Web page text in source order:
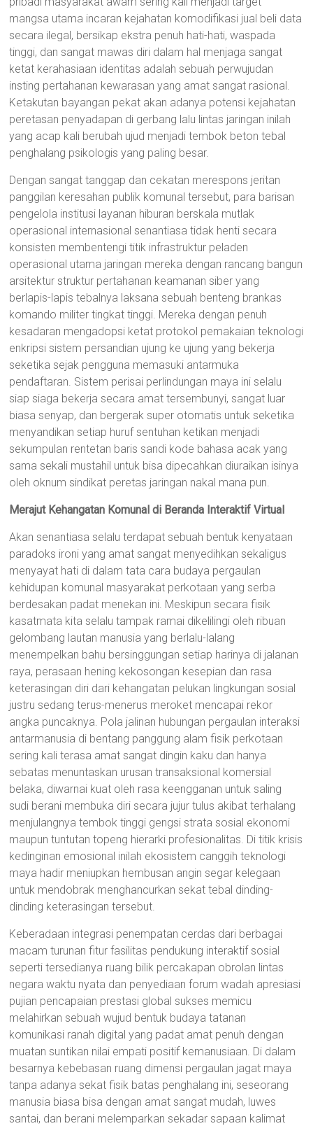
mangsa utama incaran kejahatan komodifikasi jual beli data
secara ilegal, bersikap ekstra penuh hati-hati, waspada
tinggi, dan sangat mawas diri dalam hal menjaga sangat
ketat kerahasiaan identitas adalah sebuah perwujudan
insting pertahanan kewarasan yang amat sangat rasional.
Ketakutan bayangan pekat akan adanya potensi kejahatan
peretasan penyadapan di gerbang lalu lintas jaringan inilah
yang acap kali berubah ujud menjadi tembok beton tebal
penghalang psikologis yang paling besar.
Dengan sangat tanggap dan cekatan merespons jeritan
panggilan keresahan publik komunal tersebut, para barisan
pengelola institusi layanan hiburan berskala mutlak
operasional internasional senantiasa tidak henti secara
konsisten membentengi titik infrastruktur peladen
operasional utama jaringan mereka dengan rancang bangun
arsitektur struktur pertahanan keamanan siber yang
berlapis-lapis tebalnya laksana sebuah benteng brankas
komando militer tingkat tinggi. Mereka dengan penuh
kesadaran mengadopsi ketat protokol pemakaian teknologi
enkripsi sistem persandian ujung ke ujung yang bekerja
seketika sejak pengguna memasuki antarmuka
pendaftaran. Sistem perisai perlindungan maya ini selalu
siap siaga bekerja secara amat tersembunyi, sangat luar
biasa senyap, dan bergerak super otomatis untuk seketika
menyandikan setiap huruf sentuhan ketikan menjadi
sekumpulan rentetan baris sandi kode bahasa acak yang
sama sekali mustahil untuk bisa dipecahkan diuraikan isinya
oleh oknum sindikat peretas jaringan nakal mana pun.
Merajut Kehangatan Komunal di Beranda Interaktif Virtual
Akan senantiasa selalu terdapat sebuah bentuk kenyataan
paradoks ironi yang amat sangat menyedihkan sekaligus
menyayat hati di dalam tata cara budaya pergaulan
kehidupan komunal masyarakat perkotaan yang serba
berdesakan padat menekan ini. Meskipun secara fisik
kasatmata kita selalu tampak ramai dikelilingi oleh ribuan
gelombang lautan manusia yang berlalu-lalang
menempelkan bahu bersinggungan setiap harinya di jalanan
raya, perasaan hening kekosongan kesepian dan rasa
keterasingan diri dari kehangatan pelukan lingkungan sosial
justru sedang terus-menerus meroket mencapai rekor
angka puncaknya. Pola jalinan hubungan pergaulan interaksi
antarmanusia di bentang panggung alam fisik perkotaan
sering kali terasa amat sangat dingin kaku dan hanya
sebatas menuntaskan urusan transaksional komersial
belaka, diwarnai kuat oleh rasa keengganan untuk saling
sudi berani membuka diri secara jujur tulus akibat terhalang
menjulangnya tembok tinggi gengsi strata sosial ekonomi
maupun tuntutan topeng hierarki profesionalitas. Di titik krisis
kedinginan emosional inilah ekosistem canggih teknologi
maya hadir meniupkan hembusan angin segar kelegaan
untuk mendobrak menghancurkan sekat tebal dinding-
dinding keterasingan tersebut.
Keberadaan integrasi penempatan cerdas dari berbagai
macam turunan fitur fasilitas pendukung interaktif sosial
seperti tersedianya ruang bilik percakapan obrolan lintas
negara waktu nyata dan penyediaan forum wadah apresiasi
pujian pencapaian prestasi global sukses memicu
melahirkan sebuah wujud bentuk budaya tatanan
komunikasi ranah digital yang padat amat penuh dengan
muatan suntikan nilai empati positif kemanusiaan. Di dalam
besarnya kebebasan ruang dimensi pergaulan jagat maya
tanpa adanya sekat fisik batas penghalang ini, seseorang
manusia biasa bisa dengan amat sangat mudah, luwes
santai, dan berani melemparkan sekadar sapaan kalimat